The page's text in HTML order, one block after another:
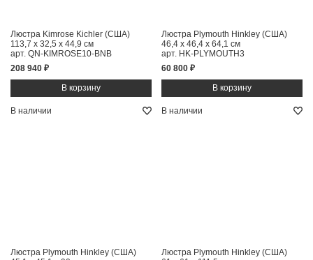
Люстра Kimrose Kichler (США)
113,7 x 32,5 x 44,9 см
арт. QN-KIMROSE10-BNB
208 940 ₽
Люстра Plymouth Hinkley (США)
46,4 x 46,4 x 64,1 см
арт. HK-PLYMOUTH3
60 800 ₽
В наличии
Люстра Plymouth Hinkley (США)
В наличии
Люстра Plymouth Hinkley (США)